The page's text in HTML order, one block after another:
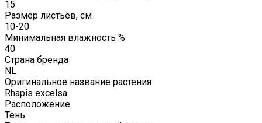
15
Размер листьев, см
10-20
Минимальная влажность %
40
Страна бренда
NL
Оригинальное название растения
Rhapis excelsa
Расположение
Тень